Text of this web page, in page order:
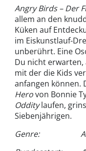
Angry Birds – Der
allem an den
Küken auf
im Eiskunstlauf-
unberührt. Eine
Du nicht erwarten,
mit der die Kids
anfangen können.
Herovon Bonnie
Odditylaufen,
Siebenjährigen.
Genre: